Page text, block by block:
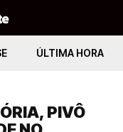
ÚLTIMA HORA
PIVÔ